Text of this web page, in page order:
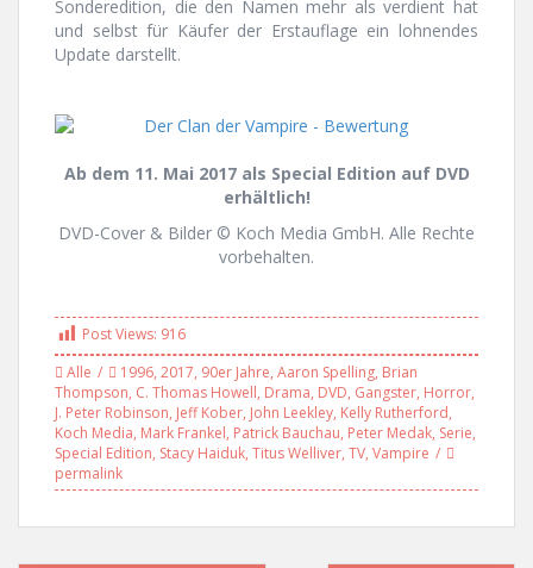
Sonderedition, die den Namen mehr als verdient hat
und selbst für Käufer der Erstauflage ein lohnendes
Update darstellt.
Ab dem 11. Mai 2017 als Special Edition auf DVD
erhältlich!
DVD-Cover & Bilder © Koch Media GmbH. Alle Rechte
vorbehalten.
Post Views: 916
Alle
1996, 2017, 90er Jahre, Aaron Spelling, Brian
Thompson, C. Thomas Howell, Drama, DVD, Gangster, Horror,
J. Peter Robinson, Jeff Kober, John Leekley, Kelly Rutherford,
Koch Media, Mark Frankel, Patrick Bauchau, Peter Medak, Serie,
Special Edition, Stacy Haiduk, Titus Welliver, TV, Vampire
permalink